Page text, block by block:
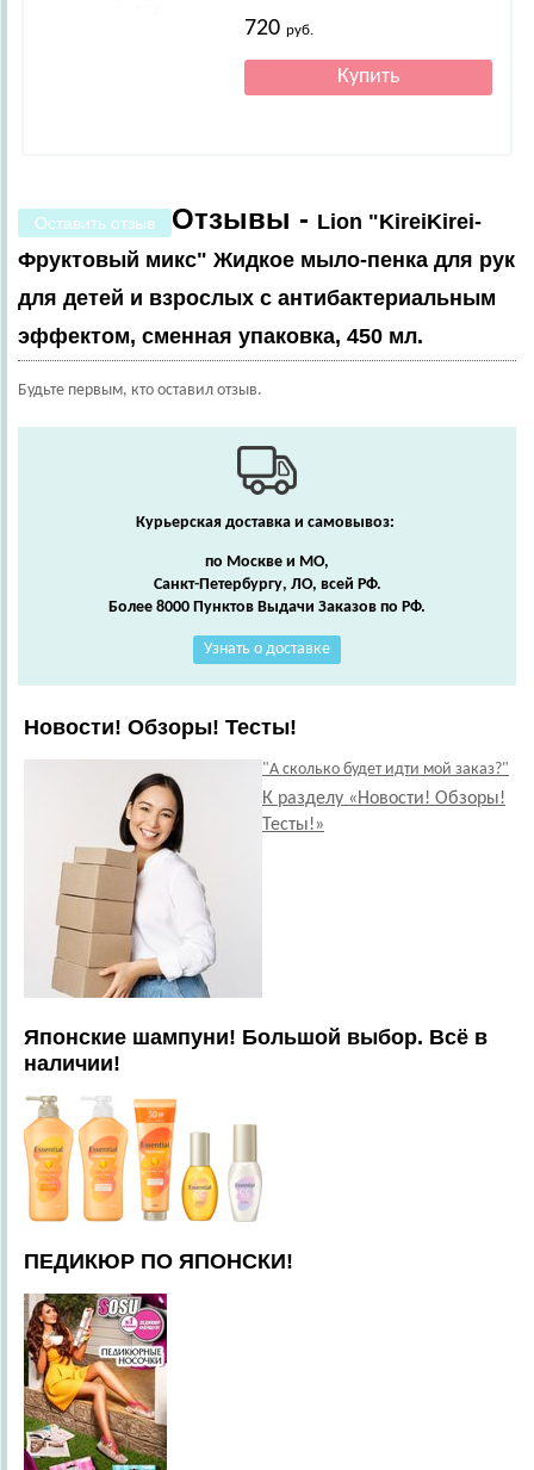
720руб.
Оставить отзыв Отзывы - Lion "KireiKirei-
Фруктовый микс" Жидкое мыло-пенка для рук
для детей и взрослых с антибактериальным
эффектом, сменная упаковка, 450 мл.
Будьте первым, кто оставил отзыв.
Курьерская доставка и самовывоз:
по Москве и МО,
Санкт-Петербургу, ЛО, всей РФ.
Более 8000 Пунктов Выдачи Заказов по РФ.
Узнать о доставке
Новости! Обзоры! Тесты!
"А сколько будет идти мой заказ?"
К разделу «Новости! Обзоры!
Тесты!»
Японские шампуни! Большой выбор. Всё в
наличии!
ПЕДИКЮР ПО ЯПОНСКИ!